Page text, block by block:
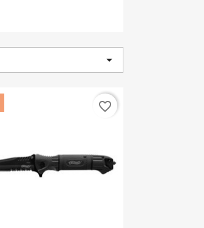

favorite_border